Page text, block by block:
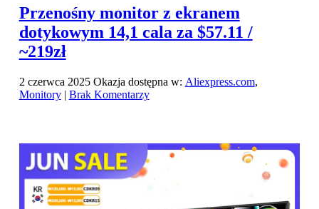
Przenośny monitor z ekranem
dotykowym 14,1 cala za $57.11 /
~219zł
2 czerwca 2025Okazja dostępna w: Aliexpress.com,
Monitory| Brak Komentarzy